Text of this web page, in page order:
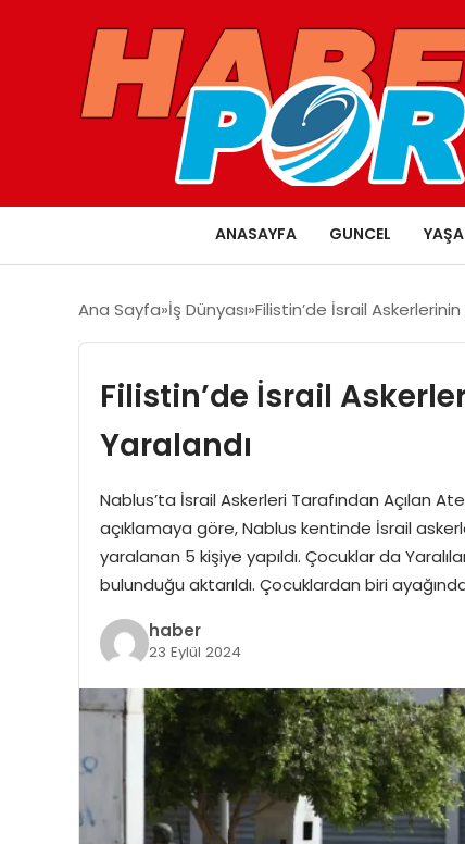
ANASAYFA GUNCEL
Ana Sayfa İş Dünyası Filistin’de İsrail
Filistin’de İsrail
Yaralandı
Nablus’ta İsrail Askerleri Tarafından Açılan
açıklamaya göre, Nablus kentinde İsrail
yaralanan 5 kişiye yapıldı. Çocuklar da
bulunduğu aktarıldı. Çocuklardan biri
haber
23 Eylül 2024